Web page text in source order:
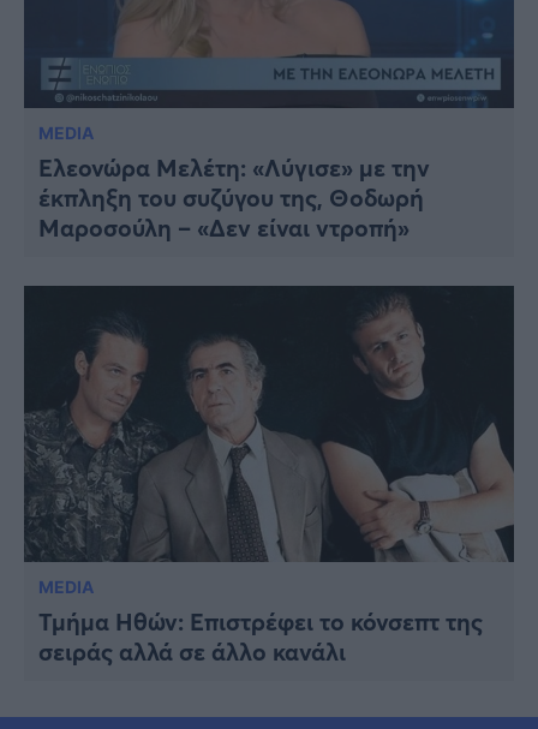
MEDIA
Ελεονώρα Μελέτη: «Λύγισε» με την
έκπληξη του συζύγου της, Θοδωρή
Μαροσούλη – «Δεν είναι ντροπή»
MEDIA
Τμήμα Ηθών: Επιστρέφει το κόνσεπτ της
σειράς αλλά σε άλλο κανάλι